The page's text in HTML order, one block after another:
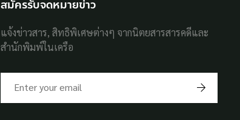
สมัครรับจดหมายข่าว
แจ้งข่าวสาร, สิทธิพิเศษต่างๆ จากนิตยสารสารคดีและ
สำนักพิมพ์ในเครือ